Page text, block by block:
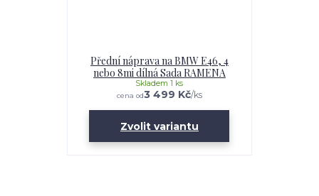
Přední náprava na BMW E46, 4
nebo 8mi dílná Sada RAMENA
cena od3 499 Kč/ks
Skladem 1 ks
Zvolit variantu